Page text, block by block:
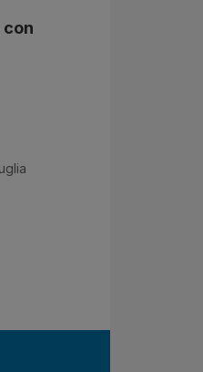
con